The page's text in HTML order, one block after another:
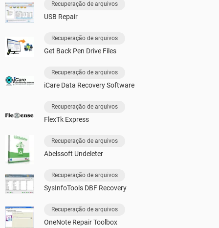
Recuperação de arquivos
USB Repair
Recuperação de arquivos
Get Back Pen Drive Files
Recuperação de arquivos
iCare Data Recovery Software
Recuperação de arquivos
FlexTk Express
Recuperação de arquivos
Abelssoft Undeleter
Recuperação de arquivos
SysInfoTools DBF Recovery
Recuperação de arquivos
OneNote Repair Toolbox